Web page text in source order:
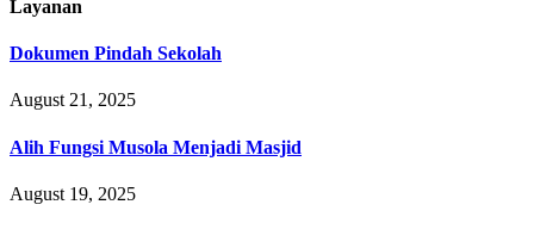
Layanan
Dokumen Pindah Sekolah
August 21, 2025
Alih Fungsi Musola Menjadi Masjid
August 19, 2025